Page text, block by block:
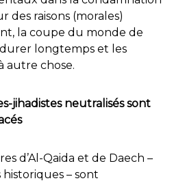
des raisons (morales)
la coupe du monde de
longtemps et les
autre chose.
jihadistes neutralisés sont
d’Al-Qaida et de Daech –
– sont